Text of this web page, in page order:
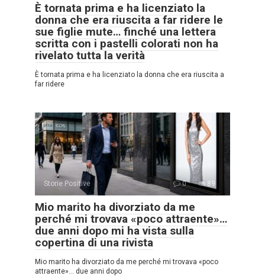
È tornata prima e ha licenziato la
donna che era riuscita a far ridere le
sue figlie mute… finché una lettera
scritta con i pastelli colorati non ha
rivelato tutta la verità
È tornata prima e ha licenziato la donna che era riuscita a
far ridere
Storie Positive 0 89
Mio marito ha divorziato da me
perché mi trovava «poco attraente»…
due anni dopo mi ha vista sulla
copertina di una rivista
Mio marito ha divorziato da me perché mi trovava «poco
attraente»… due anni dopo